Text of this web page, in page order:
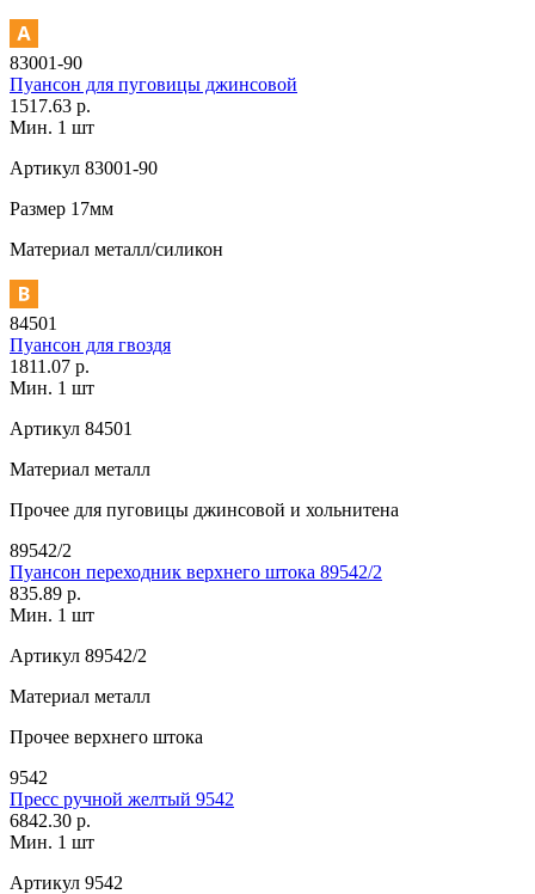
83001-90
Пуансон для пуговицы джинсовой
1517.63 р.
Мин. 1 шт
Артикул 83001-90
Размер 17мм
Материал металл/силикон
84501
Пуансон для гвоздя
1811.07 р.
Мин. 1 шт
Артикул 84501
Материал металл
Прочее для пуговицы джинсовой и хольнитена
89542/2
Пуансон переходник верхнего штока 89542/2
835.89 р.
Мин. 1 шт
Артикул 89542/2
Материал металл
Прочее верхнего штока
9542
Пресс ручной желтый 9542
6842.30 р.
Мин. 1 шт
Артикул 9542